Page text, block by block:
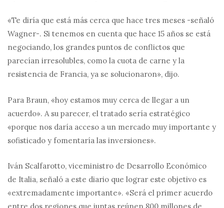
«Te diría que está más cerca que hace tres meses -señaló
Wagner-. Si tenemos en cuenta que hace 15 años se está
negociando, los grandes puntos de conflictos que
parecían irresolubles, como la cuota de carne y la
resistencia de Francia, ya se solucionaron», dijo.
Para Braun, «hoy estamos muy cerca de llegar a un
acuerdo». A su parecer, el tratado sería estratégico
«porque nos daría acceso a un mercado muy importante y
sofisticado y fomentaría las inversiones».
Iván Scalfarotto, viceministro de Desarrollo Económico
de Italia, señaló a este diario que lograr este objetivo es
«extremadamente importante». «Será el primer acuerdo